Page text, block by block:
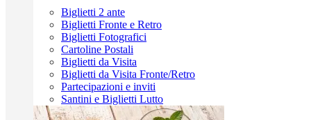
Biglietti 2 ante
Biglietti Fronte e Retro
Biglietti Fotografici
Cartoline Postali
Biglietti da Visita
Biglietti da Visita Fronte/Retro
Partecipazioni e inviti
Santini e Biglietti Lutto